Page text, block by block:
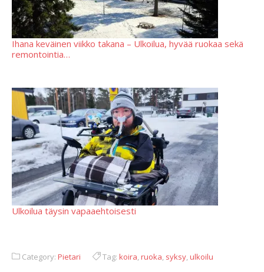
Ihana keväinen viikko takana – Ulkoilua, hyvää ruokaa sekä
remontointia…
Ulkoilua täysin vapaaehtoisesti
Category: Pietari Tag: koira,ruoka, syksy,ulkoilu